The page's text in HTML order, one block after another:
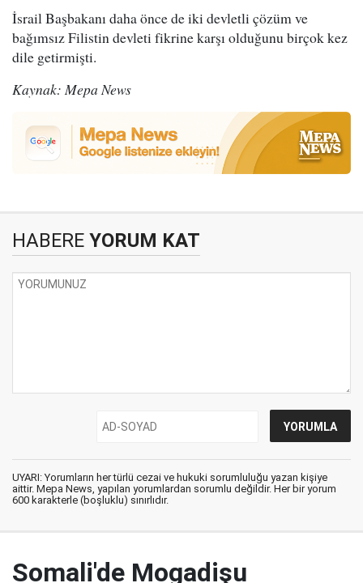
İsrail Başbakanı daha önce de iki devletli çözüm ve
bağımsız Filistin devleti fikrine karşı olduğunu birçok kez
dile getirmişti.
Kaynak: Mepa News
HABERE YORUM KAT
UYARI: Yorumların her türlü cezai ve hukuki sorumluluğu yazan kişiye
aittir. Mepa News, yapılan yorumlardan sorumlu değildir. Her bir yorum
600 karakterle (boşluklu) sınırlıdır.
Somali'de Mogadişu